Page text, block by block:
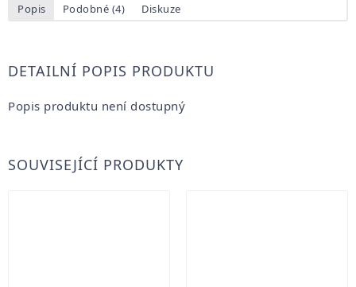
Popis Podobné (4) Diskuze
DETAILNÍ POPIS PRODUKTU
Popis produktu není dostupný
SOUVISEJÍCÍ PRODUKTY